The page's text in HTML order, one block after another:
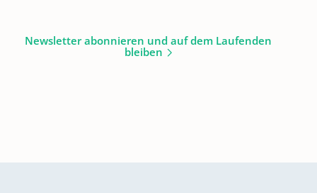
Newsletter abonnieren und auf dem Laufenden
bleiben